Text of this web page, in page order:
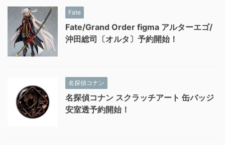
Fate
Fate/Grand Order figma アルターエゴ/
沖田総司〔オルタ〕予約開始！
名探偵コナン
名探偵コナン スクラッチアート 缶バッジ
安室透予約開始！